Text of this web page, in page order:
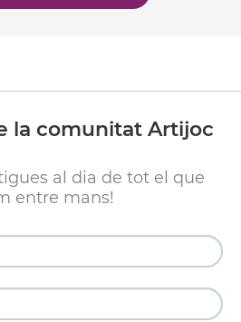
la comunitat Artijoc
al dia de tot el que
entre mans!